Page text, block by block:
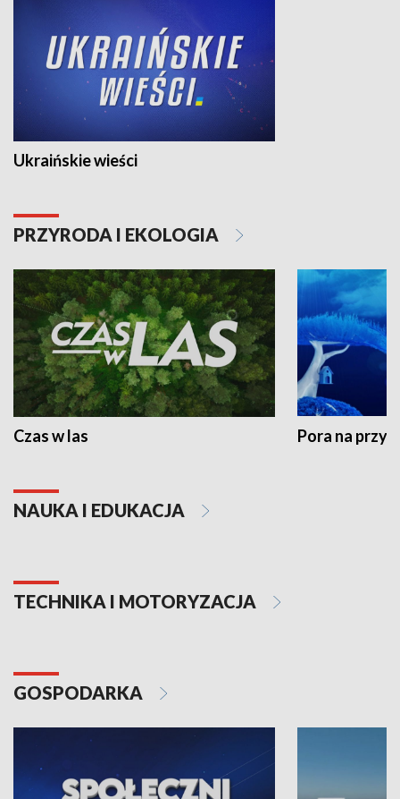
Ukraińskie wieści
PRZYRODA I EKOLOGIA
Czas w las Pora na
NAUKA I EDUKACJA
TECHNIKA I MOTORYZACJA
GOSPODARKA